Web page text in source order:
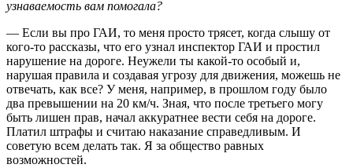
узнаваемость вам помогала?
— Если вы про ГАИ, то меня просто трясет, когда слышу от
кого-то рассказы, что его узнал инспектор ГАИ и простил
нарушение на дороге. Неужели ты какой-то особый и,
нарушая правила и создавая угрозу для движения, можешь не
отвечать, как все? У меня, например, в прошлом году было
два превышении на 20 км/ч. Зная, что после третьего могу
быть лишен прав, начал аккуратнее вести себя на дороге.
Платил штрафы и считаю наказание справедливым. И
советую всем делать так. Я за общество равных
возможностей.